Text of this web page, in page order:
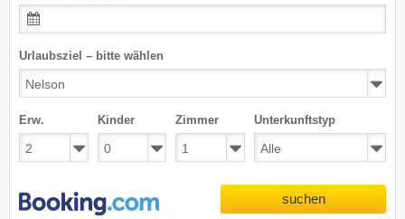
Urlaubsziel – bitte wählen
Erw. Kinder Zimmer Unterkunftstyp
suchen